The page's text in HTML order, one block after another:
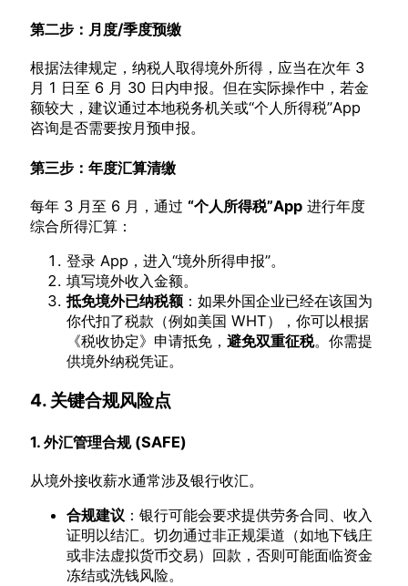
第二步：月度/季度预缴
根据法律规定，纳税人取得境外所得，应当在次年 3
月 1 日至 6 月 30 日内申报。但在实际操作中，若金
额较大，建议通过本地税务机关或“个人所得税”App
咨询是否需要按月预申报。
第三步：年度汇算清缴
每年 3 月至 6 月，通过 “个人所得税”App 进行年度
综合所得汇算：
登录 App，进入“境外所得申报”。
填写境外收入金额。
抵免境外已纳税额 ：如果外国企业已经在该国为
你代扣了税款（例如美国 WHT），你可以根据
《税收协定》申请抵免，避免双重征税。你需提
供境外纳税凭证。
4. 关键合规风险点
1. 外汇管理合规 (SAFE)
从境外接收薪水通常涉及银行收汇。
合规建议 ：银行可能会要求提供劳务合同、收入
证明以结汇。切勿通过非正规渠道（如地下钱庄
或非法虚拟货币交易）回款，否则可能面临资金
冻结或洗钱风险。